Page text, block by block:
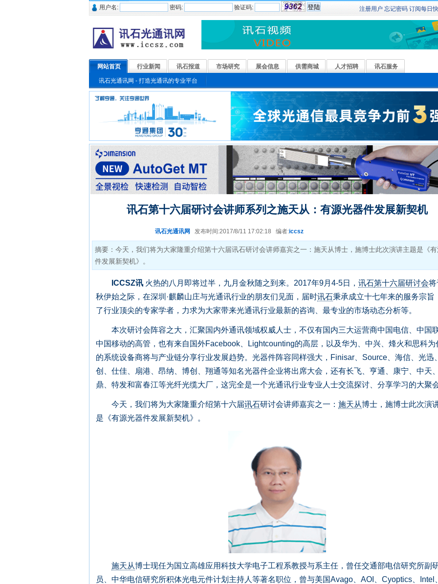
用户名: 密码: 验证码: 注册用户 忘记密码 订阅每日
网站首页 行业新闻 讯石报道 市场研究 展会信息 供需商城 人才招聘 讯石服务
讯石光通讯网 - 打造光通讯的专业平台
讯石第十六届研讨会讲师系列之施天从：有源光器件发展新契机
讯石光通讯网 发布时间:2017/8/11 17:02:18 编者:iccsz
摘要：今天，我们将为大家隆重介绍第十六届讯石研讨会讲师嘉宾之一：施天从博士，施博士此次演讲主题是《
件发展新契机》。
ICCSZ讯 火热的八月即将过半，九月金秋随之到来。2017年9月4-5日， 讯石第十六届研讨会将
秋伊始之际，在深圳·麒麟山庄与光通讯行业的朋友们见面，届时讯石秉承成立十七年来的服务宗旨
了行业顶尖的专家学者，力求为大家带来光通讯行业最新的咨询、最专业的市场动态分析等。
本次研讨会阵容之大，汇聚国内外通讯领域权威人士，不仅有国内三大运营商中国电信、中国
中国移动的高管，也有来自国外Facebook、Lightcounting的高层，以及华为、中兴、烽火和思科为
的系统设备商将与产业链分享行业发展趋势。光器件阵容同样强大，Finisar、Source、海信、光迅
创、仕佳、扇港、昂纳、博创、翔通等知名光器件企业将出席大会，还有长飞、亨通、康宁、中天
鼎、特发和富春江等光纤光缆大厂，这完全是一个光通讯行业专业人士交流探讨、分享学习的大聚
今天，我们将为大家隆重介绍第十六届讯石研讨会讲师嘉宾之一： 施天从博士，施博士此次演
是《有源光器件发展新契机》。
施天从博士现任为国立高雄应用科技大学电子工程系教授与系主任，曾任交通部电信研究所副
员、中华电信研究所积体光电元件计划主持人等著名职位，曾与美国Avago、AOI、Cyoptics、Intel